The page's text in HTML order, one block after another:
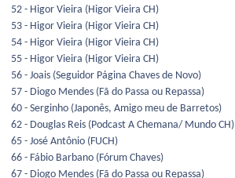
52 - Higor Vieira (Higor Vieira CH)
53 - Higor Vieira (Higor Vieira CH)
54 - Higor Vieira (Higor Vieira CH)
55 - Higor Vieira (Higor Vieira CH)
56 - Joais (Seguidor Página Chaves de Novo)
57 - Diogo Mendes (Fã do Passa ou Repassa)
60 - Serginho (Japonês, Amigo meu de Barretos)
62 - Douglas Reis (Podcast A Chemana/ Mundo CH)
65 - José Antônio (FUCH)
66 - Fábio Barbano (Fórum Chaves)
67 - Diogo Mendes (Fã do Passa ou Repassa)